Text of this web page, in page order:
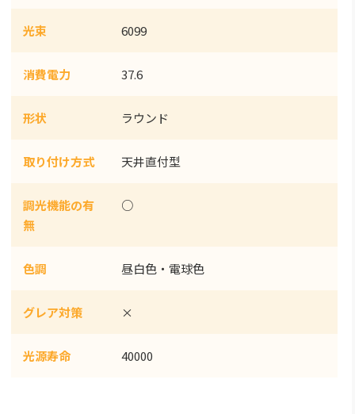
光束 6099
消費電力 37.6
形状 ラウンド
取り付け方式 天井直付型
調光機能の有
無
○
色調 昼白色・電球色
グレア対策 ×
光源寿命 40000